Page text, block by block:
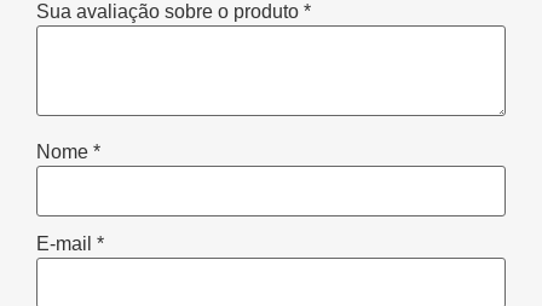
Sua avaliação sobre o produto *
Nome *
E-mail *